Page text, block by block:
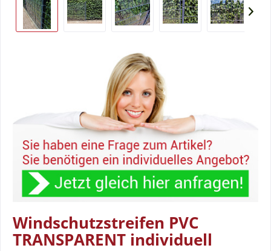
Windschutzstreifen PVC
TRANSPARENT individuell